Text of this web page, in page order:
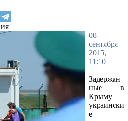
08
сентября
2015,
11:10
Задержан
ные в
Крыму
украински
е